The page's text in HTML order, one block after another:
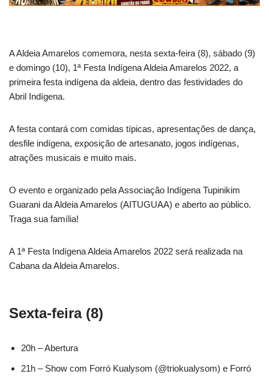
A Aldeia Amarelos comemora, nesta sexta-feira (8), sábado (9)
e domingo (10), 1ª Festa Indígena Aldeia Amarelos 2022, a
primeira festa indígena da aldeia, dentro das festividades do
Abril Indígena.
A festa contará com comidas típicas, apresentações de dança,
desfile indígena, exposição de artesanato, jogos indígenas,
atrações musicais e muito mais.
O evento e organizado pela Associação Indígena Tupinikim
Guarani da Aldeia Amarelos (AITUGUAA) e aberto ao público.
Traga sua família!
A 1ª Festa Indígena Aldeia Amarelos 2022 será realizada na
Cabana da Aldeia Amarelos.
Sexta-feira (8)
20h – Abertura
21h – Show com Forró Kualysom (@triokualysom) e Forró